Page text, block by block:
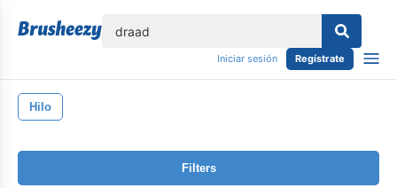
Iniciar sesión Regístrate
Hilo
Filters